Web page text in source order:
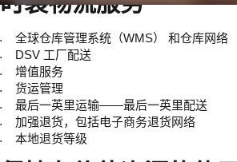
全球仓库管理系统（WMS） 和仓库网络
DSV 工厂配送
增值服务
货运管理
最后一英里运输——最后一英里配送
加强退货，包括电子商务退货网络
本地退货等级